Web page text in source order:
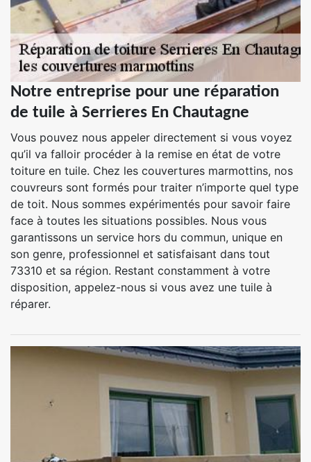
Notre entreprise pour une réparation
de tuile à Serrieres En Chautagne
Vous pouvez nous appeler directement si vous voyez
qu’il va falloir procéder à la remise en état de votre
toiture en tuile. Chez les couvertures marmottins, nos
couvreurs sont formés pour traiter n’importe quel type
de toit. Nous sommes expérimentés pour savoir faire
face à toutes les situations possibles. Nous vous
garantissons un service hors du commun, unique en
son genre, professionnel et satisfaisant dans tout
73310 et sa région. Restant constamment à votre
disposition, appelez-nous si vous avez une tuile à
réparer.